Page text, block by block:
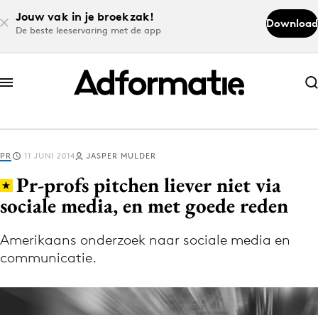
Jouw vak in je broekzak!
De beste leeservaring met de app
Download
Abonneer nu
Abonneer nu
Log in
Download de app
Volg het laatste nieuws via de Adformatie
PR 11 JUNI 2014 JASPER MULDER
Pr-profs pitchen liever niet via
sociale media, en met goede reden
Amerikaans onderzoek naar sociale media en
communicatie.